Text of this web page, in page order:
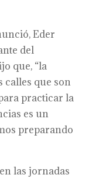
Eder
del
que, “la
calles que son
practicar la
es un
preparando
las jornadas